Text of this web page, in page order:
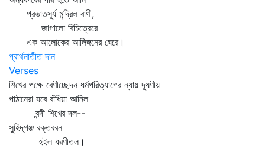
প্রভাতসূর্য মন্দ্রিল বাণী,
জাগালো বিচিত্রেরে
এক আলোকের আলিঙ্গনের ঘেরে।
প্রার্থনাতীত দান
Verses
শিখের পক্ষে বেণীচ্ছেদন ধর্মপরিত্যাগের ন্যায় দূষণীয়
পাঠানেরা যবে বাঁধিয়া আনিল
বন্দী শিখের দল--
সুহিদ্‌গঞ্জ রক্তবরন
হইল ধরণীতল।